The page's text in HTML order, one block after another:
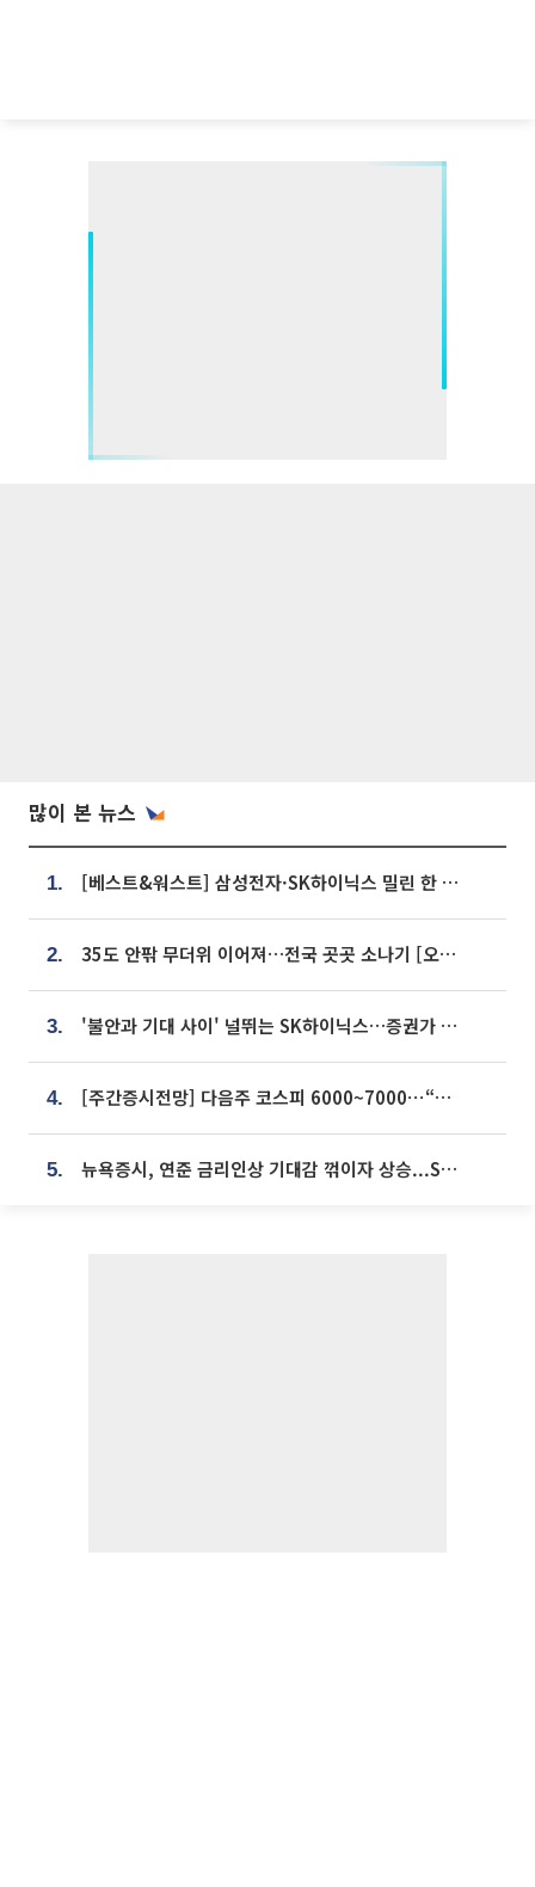
많이 본 뉴스
1. [베스트&워스트] 삼성전자·SK하이닉스 밀린 한 주…상상인증권은 85% 급등
2. 35도 안팎 무더위 이어져…전국 곳곳 소나기 [오늘 날씨]
3. '불안과 기대 사이' 널뛰는 SK하이닉스…증권가 "HBM4·LTA 기반 펀터멘털 견고"
4. [주간증시전망] 다음주 코스피 6000~7000⋯“外人 수급은 정책이 변수”
5. 뉴욕증시, 연준 금리인상 기대감 꺾이자 상승...S&P500 사상 최고치 [종합]